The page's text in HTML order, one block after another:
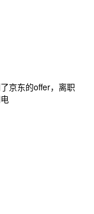
京东的offer，离职